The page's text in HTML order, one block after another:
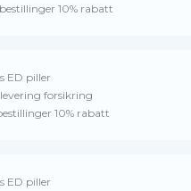
10% rabatt
ED piller
forsikring
10% rabatt
ED piller